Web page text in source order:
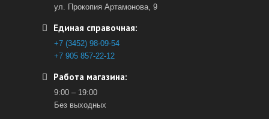
ул. Прокопия Артамонова, 9
Единая справочная:
+7 (3452) 98-09-54
+7 905 857-22-12
Работа магазина:
9:00 – 19:00
Без выходных